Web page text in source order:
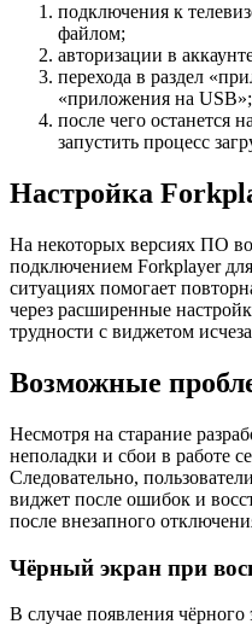
подключения к
файлом;
авторизации в
перехода в раздел
«приложения на USB»;
после чего останется
запустить процесс
Настройка
На некоторых версиях ПО
подключением Forkplayer
ситуациях помогает
через расширенные
трудности с виджетом
Возможные
Несмотря на старание
неполадки и сбои в работе
Следовательно,
виджет после ошибок и
после внезапного
Чёрный экран при
В случае появления чёрного